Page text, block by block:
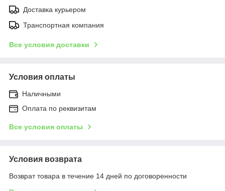
Доставка курьером
Транспортная компания
Все условия доставки
Условия оплаты
Наличными
Оплата по реквизитам
Все условия оплаты
Условия возврата
Возврат товара в течение 14 дней по договоренности